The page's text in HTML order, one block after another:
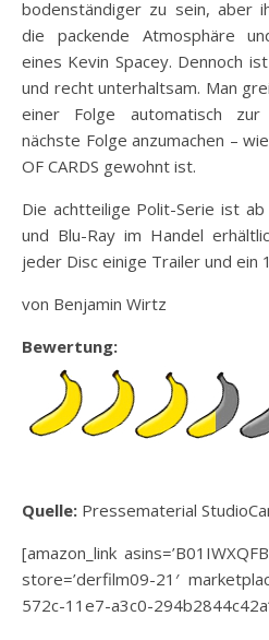
bodenständiger zu sein, aber
die packende Atmosphäre
eines Kevin Spacey. Dennoch
und recht unterhaltsam. Man
einer Folge automatisch zur
nächste Folge anzumachen –
OF CARDS gewohnt ist.
Die achtteilige Polit-Serie ist ab
und Blu-Ray im Handel
jeder Disc einige Trailer und ein
von Benjamin Wirtz
Bewertung:
Quelle: Pressematerial
[amazon_link
store=’derfilm09-21′
572c-11e7-a3c0-